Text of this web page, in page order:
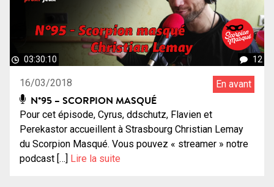
03:30:10 12
16/03/2018 En avant
N°95 – SCORPION MASQUÉ
Pour cet épisode, Cyrus, ddschutz, Flavien et
Perekastor accueillent à Strasbourg Christian Lemay
du Scorpion Masqué. Vous pouvez « streamer » notre
podcast […] Lire la suite